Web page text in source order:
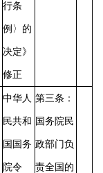
行条
例〉的
决定》
修正
中华人
民共和
国国务
院令
第三条：
国务院民
政部门负
责全国的